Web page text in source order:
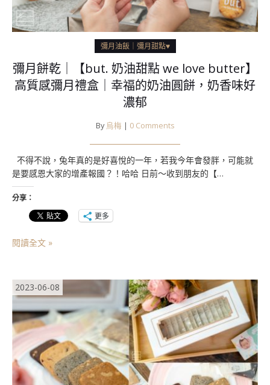
彌月油飯｜彌月甜點♥
彌月餅乾｜【but. 奶油甜點 we love butter】
高質感彌月禮盒｜幸福的奶油圓餅，奶香味好
濃郁
By 烏梅 | 0 Comments
不得不說，兔年真的是好喜悅的一年，若我今年會發胖，可能就
是要感恩大家的增產報國？！哈哈 日前～收到朋友的【…
分享：
更多
閱讀全文 »
2023-06-08